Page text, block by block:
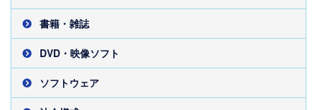
書籍・雑誌
DVD・映像ソフト
ソフトウェア